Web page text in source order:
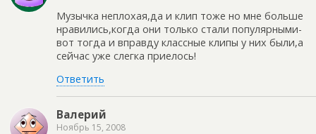
Музычка неплохая,да и клип тоже но мне больше
нравились,когда они только стали популярными-
вот тогда и вправду классные клипы у них были,а
сейчас уже слегка приелось!
Ответить
Валерий
Ноябрь 15, 2008